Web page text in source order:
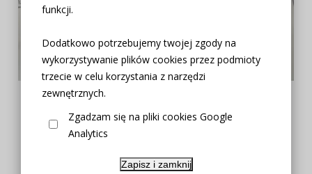
funkcji.
Dodatkowo potrzebujemy twojej zgody na
wykorzystywanie plików cookies przez podmioty
trzecie w celu korzystania z narzędzi
zewnętrznych.
Zgadzam się na pliki cookies Google
Analytics
Zapisz i zamknij
TKANINA PLAMOODPORNA KURY KOKO KURKI 150CM
32,00 zł